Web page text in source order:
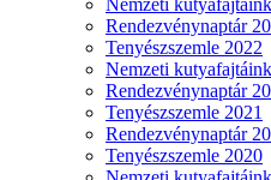
Nemzeti
Rendezvénynaptár
Tenyészszemle 2022
Nemzeti
Rendezvénynaptár
Tenyészszemle 2021
Rendezvénynaptár
Tenyészszemle 2020